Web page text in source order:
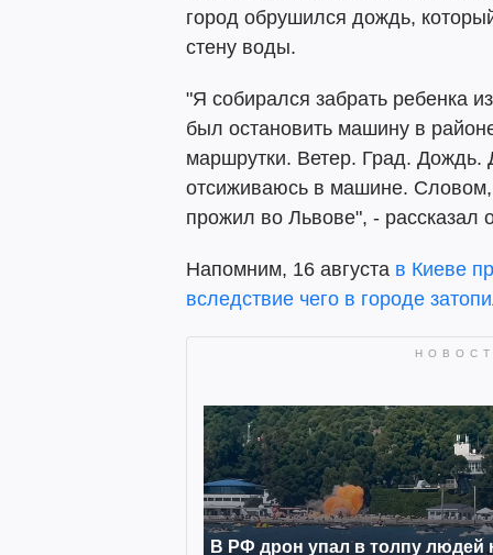
город обрушился дождь,
стену воды.
"Я собирался забрать ребенка
был остановить машину в
маршрутки. Ветер. Град. Дождь.
отсиживаюсь в машине.
прожил во Львове", - рассказал
Напомним, 16 августа в Киеве
вследствие чего в городе